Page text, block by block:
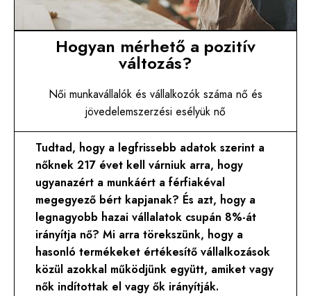
Hogyan mérhető a pozitív
változás?
Női munkavállalók és vállalkozók száma nő és
jövedelemszerzési esélyük nő
Tudtad, hogy a legfrissebb adatok szerint a
nőknek 217 évet kell várniuk arra, hogy
ugyanazért a munkáért a férfiakéval
megegyező bért kapjanak? És azt, hogy a
legnagyobb hazai vállalatok csupán 8%-át
irányítja nő? Mi arra törekszünk, hogy a
hasonló termékeket értékesítő vállalkozások
közül azokkal működjünk együtt, amiket vagy
nők indítottak el vagy ők irányítják.